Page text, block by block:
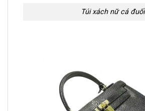
Túi xách nữ cá đuối